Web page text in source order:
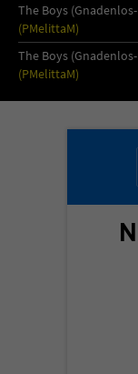
The Boys
(PMelittaM)
The Boys
(PMelittaM)